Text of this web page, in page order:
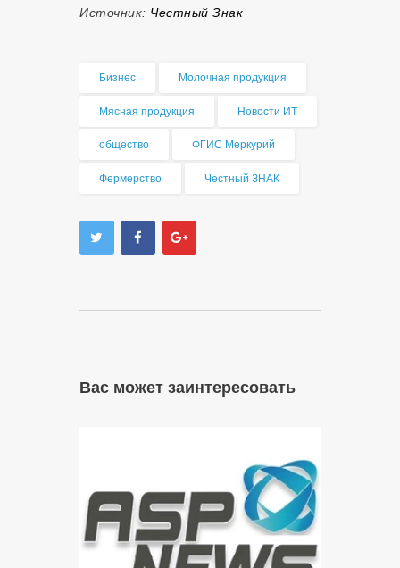
Источник: Честный Знак
Бизнес Молочная продукция
Мясная продукция Новости ИТ
общество ФГИС Меркурий
Фермерство Честный ЗНАК
Вас может заинтересовать